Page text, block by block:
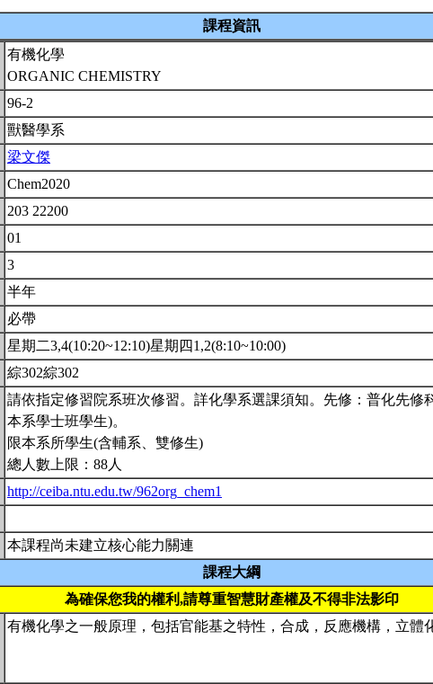
課程資訊
有機化學
ORGANIC CHEMISTRY
96-2
獸醫學系
梁文傑
Chem2020
203 22200
01
3
半年
必帶
星期二3,4(10:20~12:10)星期四1,2(8:10~10:00)
綜302綜302
請依指定修習院系班次修習。詳化學系選課須知。先修：普化先修
本系學士班學生)。
限本系所學生(含輔系、雙修生)
總人數上限：88人
http://ceiba.ntu.edu.tw/962org_chem1
本課程尚未建立核心能力關連
課程大綱
為確保您我的權利,請尊重智慧財產權及不得非法影印
有機化學之一般原理，包括官能基之特性，合成，反應機構，立體